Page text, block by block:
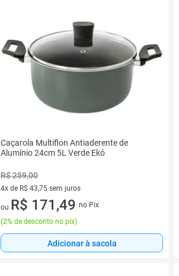
Caçarola Multiflon Antiaderente de
Alumínio 24cm 5L Verde Ekó
R$ 259,00
4x de R$ 43,75 sem juros
4 vez de R$ 43,75 sem juros
ou R$ 171,49 no Pix
(2% de desconto no pix)
Adicionar à sacola